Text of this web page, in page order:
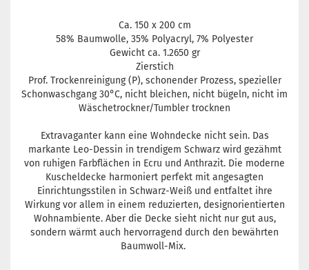
Ca. 150 x 200 cm
58% Baumwolle, 35% Polyacryl, 7% Polyester
Gewicht ca. 1.2650 gr
Zierstich
Prof. Trockenreinigung (P), schonender Prozess, spezieller
Schonwaschgang 30°C, nicht bleichen, nicht bügeln, nicht im
Wäschetrockner/Tumbler trocknen
Extravaganter kann eine Wohndecke nicht sein. Das
markante Leo-Dessin in trendigem Schwarz wird gezähmt
von ruhigen Farbflächen in Ecru und Anthrazit. Die moderne
Kuscheldecke harmoniert perfekt mit angesagten
Einrichtungsstilen in Schwarz-Weiß und entfaltet ihre
Wirkung vor allem in einem reduzierten, designorientierten
Wohnambiente. Aber die Decke sieht nicht nur gut aus,
sondern wärmt auch hervorragend durch den bewährten
Baumwoll-Mix.